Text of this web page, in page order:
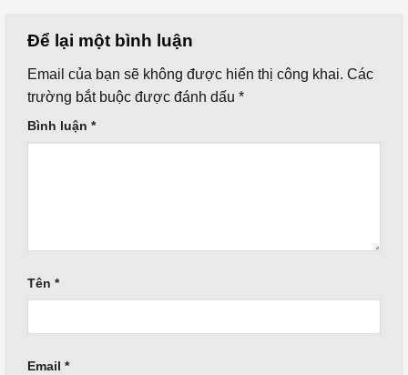
Để lại một bình luận
Email của bạn sẽ không được hiển thị công khai. Các
trường bắt buộc được đánh dấu *
Bình luận *
Tên *
Email *